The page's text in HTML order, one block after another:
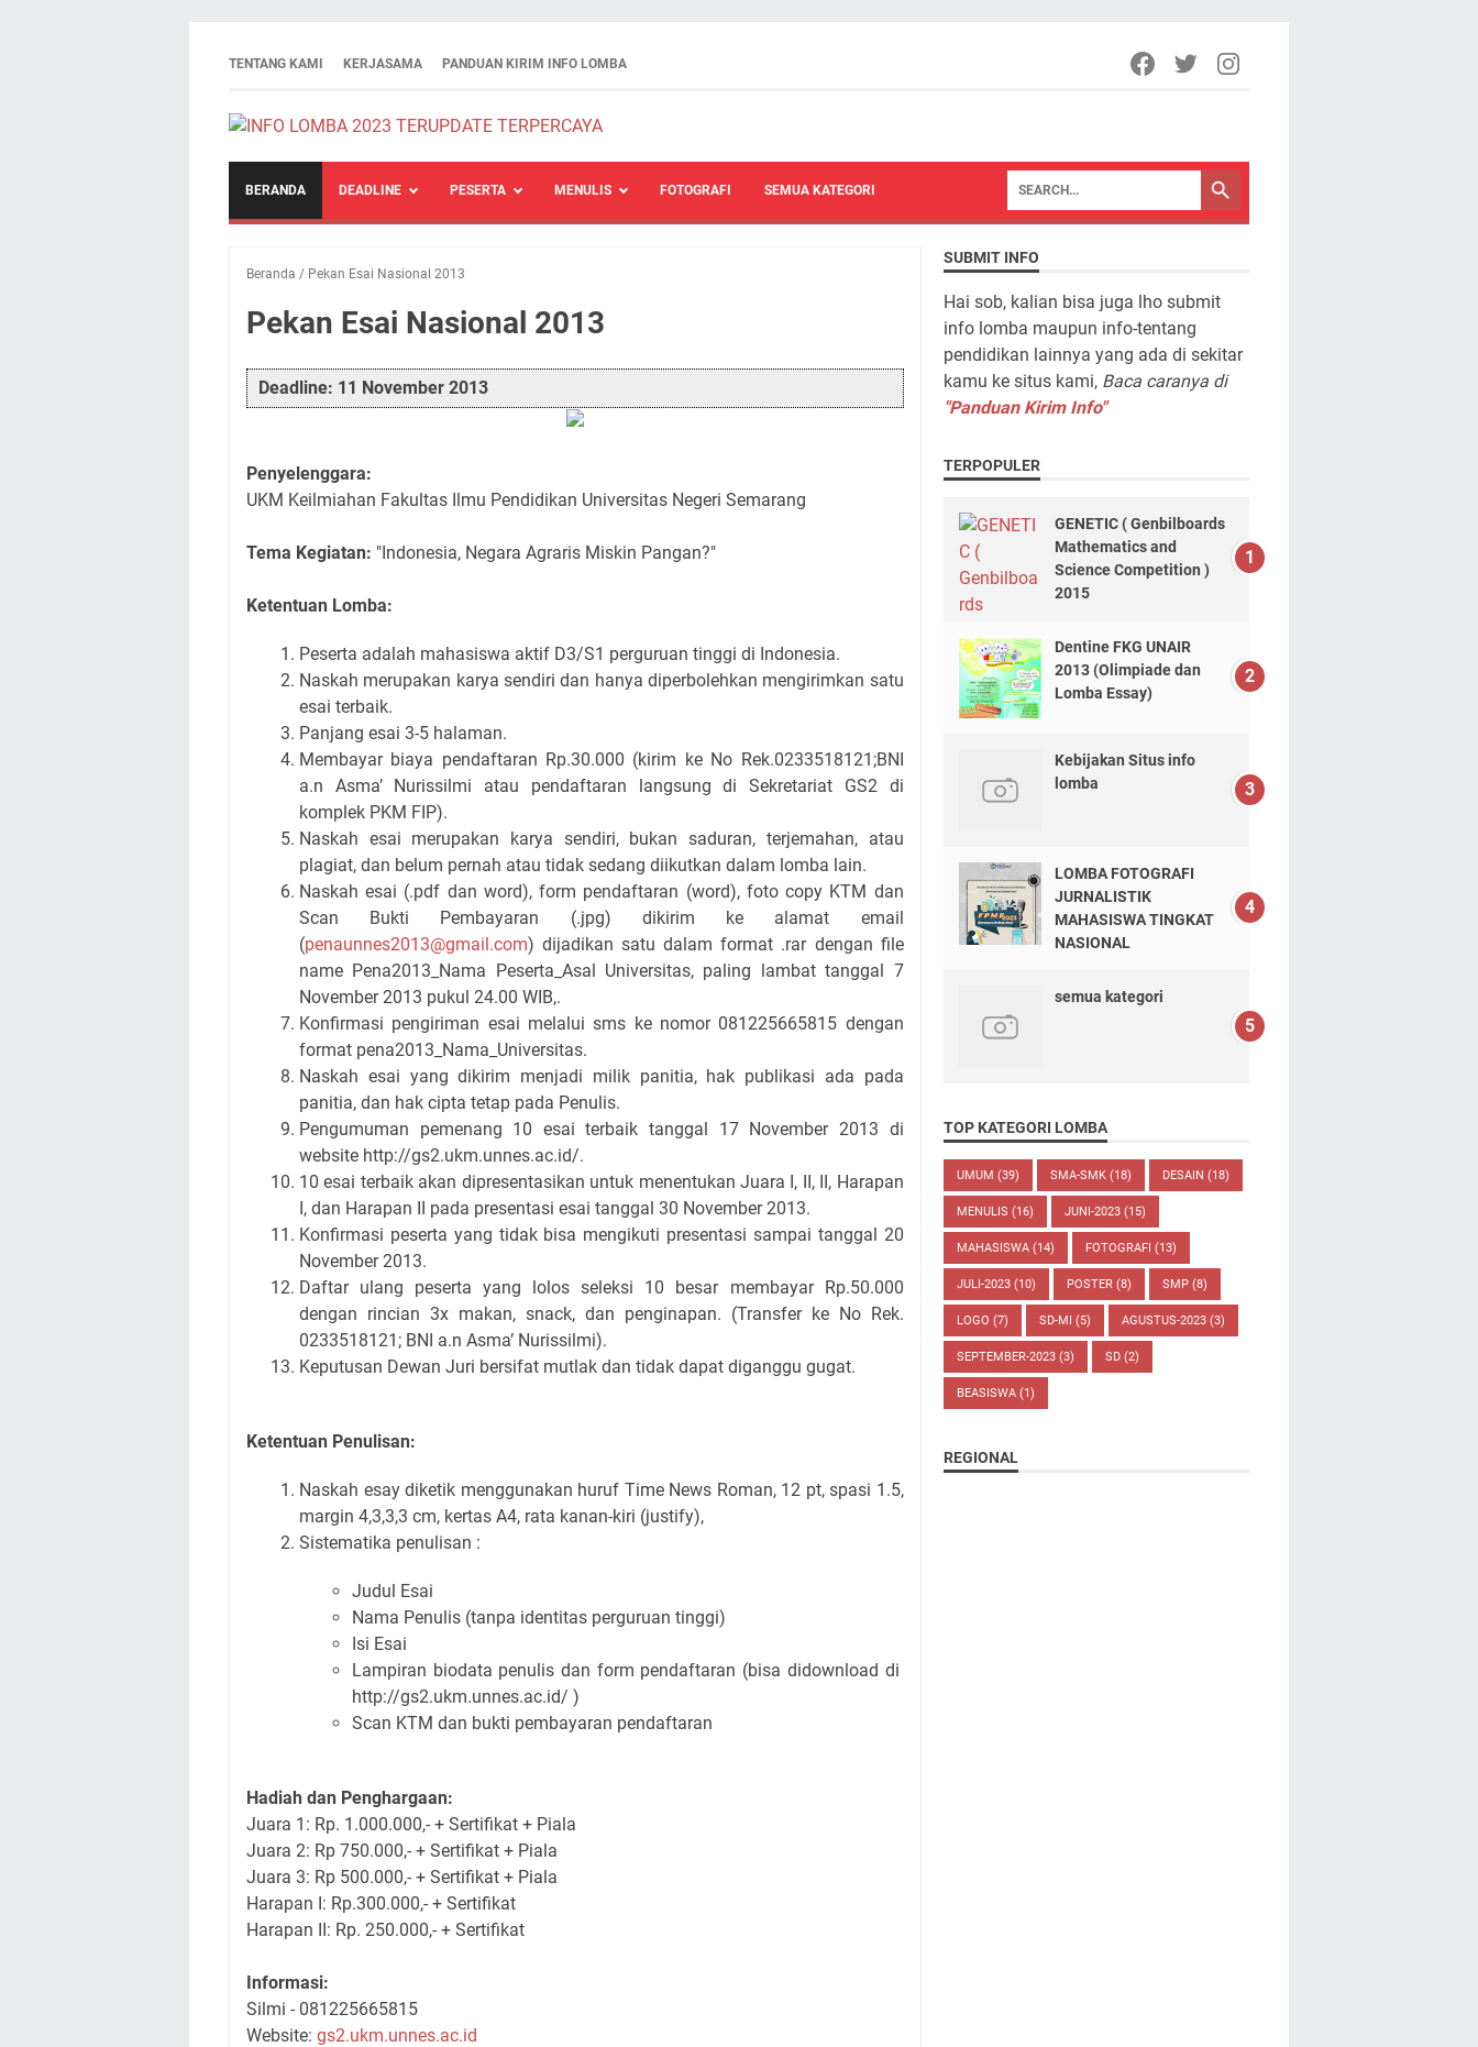
TENTANG KAMI KERJASAMA PANDUAN KIRIM INFO LOMBA
BERANDA DEADLINE PESERTA MENULIS FOTOGRAFI SEMUA KATEGORI
Beranda / Pekan Esai Nasional 2013
Pekan Esai Nasional 2013
Deadline: 11 November 2013
Penyelenggara:
UKM Keilmiahan Fakultas Ilmu Pendidikan Universitas Negeri Semarang
Tema Kegiatan: "Indonesia, Negara Agraris Miskin Pangan?"
Ketentuan Lomba:
Peserta adalah mahasiswa aktif D3/S1 perguruan tinggi di Indonesia.
Naskah merupakan karya sendiri dan hanya diperbolehkan mengirimkan satu
esai terbaik.
Panjang esai 3-5 halaman.
Membayar biaya pendaftaran Rp.30.000 (kirim ke No Rek.0233518121;BNI
a.n Asma’ Nurissilmi atau pendaftaran langsung di Sekretariat GS2 di
komplek PKM FIP).
Naskah esai merupakan karya sendiri, bukan saduran, terjemahan, atau
plagiat, dan belum pernah atau tidak sedang diikutkan dalam lomba lain.
Naskah esai (.pdf dan word), form pendaftaran (word), foto copy KTM dan
Scan Bukti Pembayaran (.jpg) dikirim ke alamat email
(penaunnes2013@gmail.com) dijadikan satu dalam format .rar dengan file
name Pena2013_Nama Peserta_Asal Universitas, paling lambat tanggal 7
November 2013 pukul 24.00 WIB,.
Konfirmasi pengiriman esai melalui sms ke nomor 081225665815 dengan
format pena2013_Nama_Universitas.
Naskah esai yang dikirim menjadi milik panitia, hak publikasi ada pada
panitia, dan hak cipta tetap pada Penulis.
Pengumuman pemenang 10 esai terbaik tanggal 17 November 2013 di
website http://gs2.ukm.unnes.ac.id/.
10 esai terbaik akan dipresentasikan untuk menentukan Juara I, II, II, Harapan
I, dan Harapan II pada presentasi esai tanggal 30 November 2013.
Konfirmasi peserta yang tidak bisa mengikuti presentasi sampai tanggal 20
November 2013.
Daftar ulang peserta yang lolos seleksi 10 besar membayar Rp.50.000
dengan rincian 3x makan, snack, dan penginapan. (Transfer ke No Rek.
0233518121; BNI a.n Asma’ Nurissilmi).
Keputusan Dewan Juri bersifat mutlak dan tidak dapat diganggu gugat.
Ketentuan Penulisan:
Naskah esay diketik menggunakan huruf Time News Roman, 12 pt, spasi 1.5,
margin 4,3,3,3 cm, kertas A4, rata kanan-kiri (justify),
Sistematika penulisan :
Judul Esai
Nama Penulis (tanpa identitas perguruan tinggi)
Isi Esai
Lampiran biodata penulis dan form pendaftaran (bisa didownload di
http://gs2.ukm.unnes.ac.id/ )
Scan KTM dan bukti pembayaran pendaftaran
Hadiah dan Penghargaan:
Juara 1 : Rp. 1.000.000,- + Sertifikat + Piala
Juara 2: Rp 750.000,- + Sertifikat + Piala
Juara 3: Rp 500.000,- + Sertifikat + Piala
Harapan I: Rp.300.000,- + Sertifikat
Harapan II: Rp. 250.000,- + Sertifikat
Informasi:
Silmi - 081225665815
Website: gs2.ukm.unnes.ac.id
SUBMIT INFO
Hai sob, kalian bisa juga lho submit
info lomba maupun info-tentang
pendidikan lainnya yang ada di sekitar
kamu ke situs kami, Baca caranya di
"Panduan Kirim Info"
TERPOPULER
GENETIC ( Genbilboards
Mathematics and
Science Competition )
2015
Dentine FKG UNAIR
2013 (Olimpiade dan
Lomba Essay)
Kebijakan Situs info
lomba
LOMBA FOTOGRAFI
JURNALISTIK
MAHASISWA TINGKAT
NASIONAL
semua kategori
TOP KATEGORI LOMBA
UMUM (39) SMA-SMK (18) DESAIN (18)
MENULIS (16) JUNI-2023 (15)
MAHASISWA (14) FOTOGRAFI (13)
JULI-2023 (10) POSTER (8) SMP (8)
LOGO (7) SD-MI (5) AGUSTUS-2023 (3)
SEPTEMBER-2023 (3) SD (2)
BEASISWA (1)
REGIONAL